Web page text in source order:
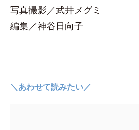
写真撮影／武井メグミ
編集／神谷日向子
＼あわせて読みたい／